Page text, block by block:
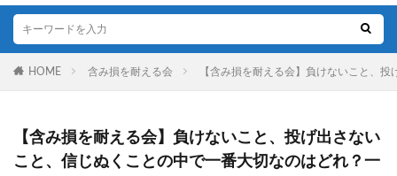
HOME 含み損を耐える会 【含み損を耐える会】負けないこと、
【含み損を耐える会】負けないこと、投げ出さない
こと、信じぬくことの中で一番大切なのはどれ？一